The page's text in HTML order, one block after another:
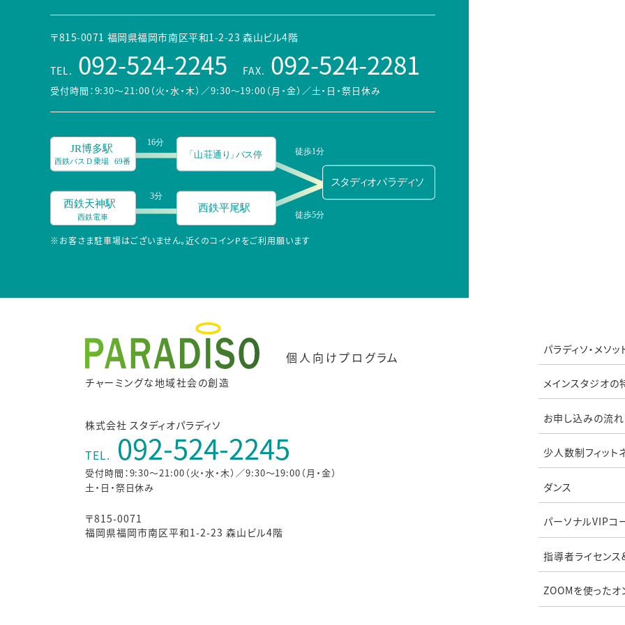
〒815-0071 福岡県福岡市南区平和1-2-23 森山ビル4階
TEL. 092-524-2245 FAX. 092-524-2281
受付時間：9:30～21:00（火・水・木）／9:30～19:00（月・金） ／土・日・祭日休み
※お客さま駐車場はございません。近くのコインPをご利用願います
チャーミングな地域社会の創造
個人向けプログラム
株式会社 スタディオパラディソ
TEL. 092-524-2245
受付時間：9:30～21:00（火・水・木）／9:30～19:00（月・金）
土・日・祭日休み
〒815-0071
福岡県福岡市南区平和1-2-23 森山ビル4階
パラディソ・メソッ
メインスタジオの
お申し込みの流れ
少人数制フィット
ダンス
パーソナルVIPコ
指導者ライセン
ZOOMを使ったオ